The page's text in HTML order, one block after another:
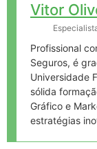
Vitor
Profissional
Seguros, é
Universidade
sólida
Gráfico e
estratégias